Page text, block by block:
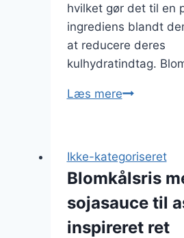
hvilket gør det til en
ingrediens blandt
at reducere deres
kulhydratindtag.
Læs mereBlomkålsris
grøntsager
Ikke-kategoriseret
Blomkålsris
sojasauce til
inspireret ret